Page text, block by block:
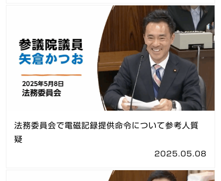
法務委員会で電磁記録提供命令について参考人質
疑
2025.05.08